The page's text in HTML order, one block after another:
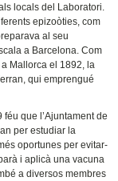
locals del Laboratori.
epizoòties, com
al seu
a Barcelona. Com
Mallorca el 1892, la
qui emprengué
féu que l’Ajuntament de
per estudiar la
oportunes per evitar-
i aplicà una vacuna
a diversos membres